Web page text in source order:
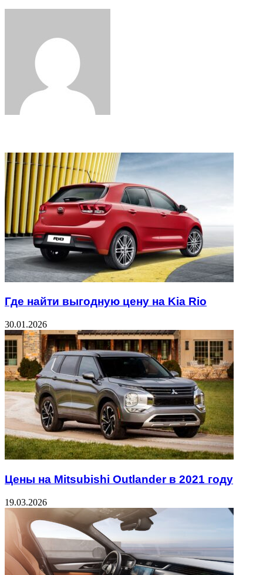
Где найти выгодную цену на Kia Rio
30.01.2026
Цены на Mitsubishi Outlander в 2021 году
19.03.2026